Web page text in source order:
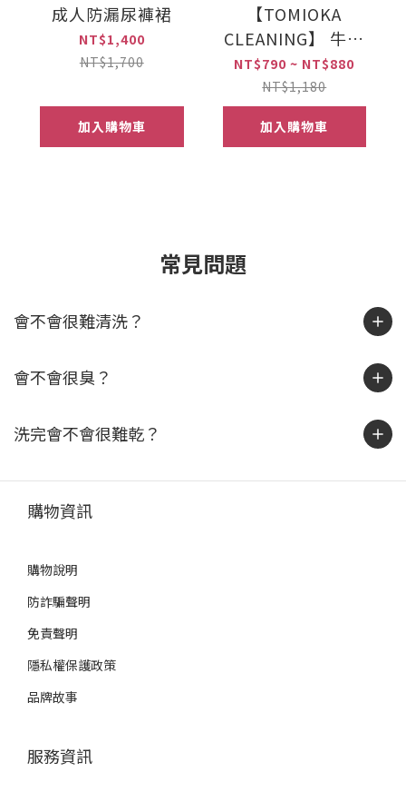
成人防漏尿褲裙
NT$1,400
NT$1,700
加入購物車
【TOMIOKA
CLEANING】 牛奶
罐洗衣粉
NT$790 ~ NT$880
NT$1,180
加入購物車
常見問題
會不會很難清洗？
會不會很臭？
洗完會不會很難乾？
購物資訊
購物說明
防詐騙聲明
免責聲明
隱私權保護政策
品牌故事
服務資訊